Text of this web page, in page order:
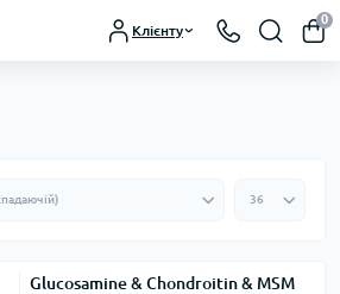
Клієнту
0
Glucosamine & Chondroitin & MSM